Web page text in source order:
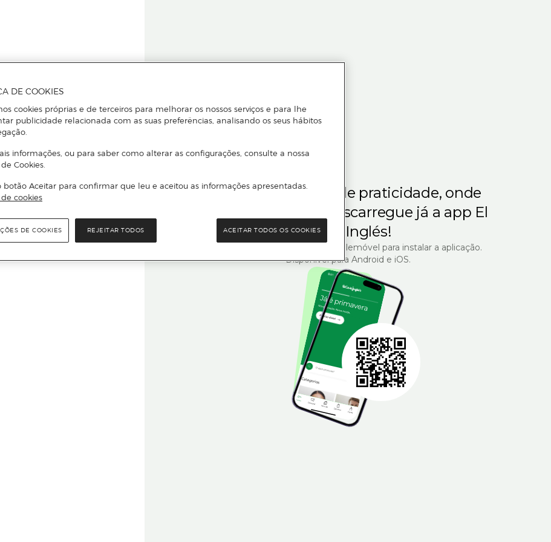
ou
El Corte Inglés.
Para quem gosta de praticidade, onde
Descarregue já a app El
Corte Inglés!
Leia o código QR com o seu telemóvel para instalar a aplicação.
Disponível para Android e iOS.
DE COOKIES
cookies próprias e de terceiros para melhorar os nossos serviços e para lhe
publicidade relacionada com as suas preferências, analisando os seus hábitos
informações, ou para saber como alterar as configurações, consulte a nossa
Cookies.
botão Aceitar para confirmar que leu e aceitou as informações apresentadas.
cookies
REJEITAR TODOS ACEITAR TODOS OS COOKIES
DE COOKIES